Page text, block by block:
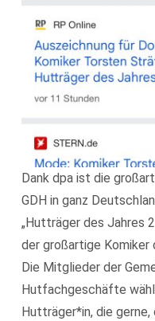
Dank dpa ist die
GDH in ganz
„Hutträger des Jahres
der großartige Komiker
Die Mitglieder der
Hutfachgeschäfte
Hutträger*in, die